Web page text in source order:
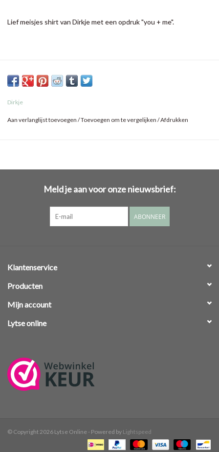
Lief meisjes shirt van Dirkje met een opdruk "you + me".
Dirkje
Aan verlanglijst toevoegen /Toevoegen om te vergelijken /Afdrukken
Meld je aan voor onze nieuwsbrief:
ABONNEER
Klantenservice
Producten
Mijn account
Lytse online
© Copyright 2026 Lytse Online - Powered by Lightspeed